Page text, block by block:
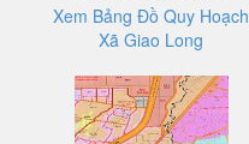
Xem Bảng Đồ Quy Hoạch
Xã Giao Long